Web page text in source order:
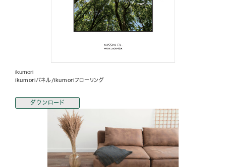
ikumori
ikumoriパネル/ikumoriフローリング
ダウンロード